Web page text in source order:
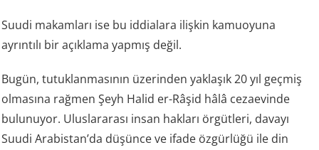
Suudi makamları ise bu iddialara ilişkin kamuoyuna
ayrıntılı bir açıklama yapmış değil.
Bugün, tutuklanmasının üzerinden yaklaşık 20 yıl geçmiş
olmasına rağmen Şeyh Halid er-Râşid hâlâ cezaevinde
bulunuyor. Uluslararası insan hakları örgütleri, davayı
Suudi Arabistan’da düşünce ve ifade özgürlüğü ile din